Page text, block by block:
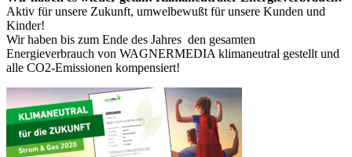
Aktiv für unsere Zukunft, umwelbewußt für unsere Kunden und
Kinder!
Wir haben bis zum Ende des Jahres den gesamten
Energieverbrauch von WAGNERMEDIA klimaneutral gestellt und
alle CO2-Emissionen kompensiert!